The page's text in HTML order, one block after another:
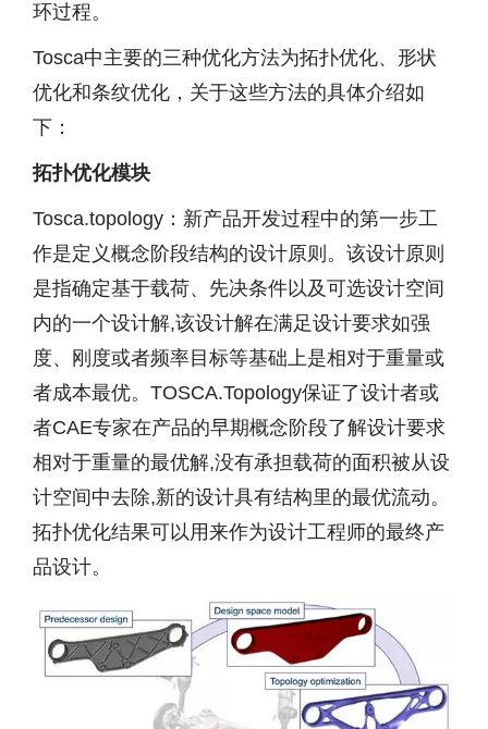
环过程。
Tosca中主要的三种优化方法为拓扑优化、形状
优化和条纹优化，关于这些方法的具体介绍如
下：
拓扑优化模块
Tosca.topology：新产品开发过程中的第一步工
作是定义概念阶段结构的设计原则。该设计原则
是指确定基于载荷、先决条件以及可选设计空间
内的一个设计解,该设计解在满足设计要求如强
度、刚度或者频率目标等基础上是相对于重量或
者成本最优。TOSCA.Topology保证了设计者或
者CAE专家在产品的早期概念阶段了解设计要求
相对于重量的最优解,没有承担载荷的面积被从设
计空间中去除,新的设计具有结构里的最优流动。
拓扑优化结果可以用来作为设计工程师的最终产
品设计。